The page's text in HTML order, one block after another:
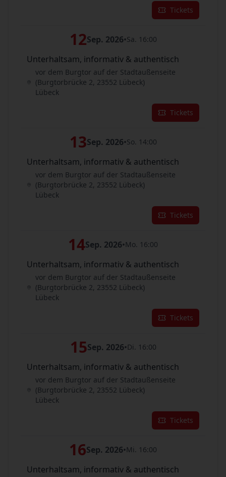
Tickets
12Sep. 2026•Sa. 16:00
Unterhaltsam, informativ & authentisch
vor dem Burgtor auf der Stadtaußenseite
(Burgtorbrücke 2, 23552 Lübeck)
Lübeck
Tickets
13Sep. 2026•So. 14:00
Unterhaltsam, informativ & authentisch
vor dem Burgtor auf der Stadtaußenseite
(Burgtorbrücke 2, 23552 Lübeck)
Lübeck
Tickets
14Sep. 2026•Mo. 16:00
Unterhaltsam, informativ & authentisch
vor dem Burgtor auf der Stadtaußenseite
(Burgtorbrücke 2, 23552 Lübeck)
Lübeck
Tickets
15Sep. 2026•Di. 16:00
Unterhaltsam, informativ & authentisch
vor dem Burgtor auf der Stadtaußenseite
(Burgtorbrücke 2, 23552 Lübeck)
Lübeck
Tickets
16Sep. 2026•Mi. 16:00
Unterhaltsam, informativ & authentisch